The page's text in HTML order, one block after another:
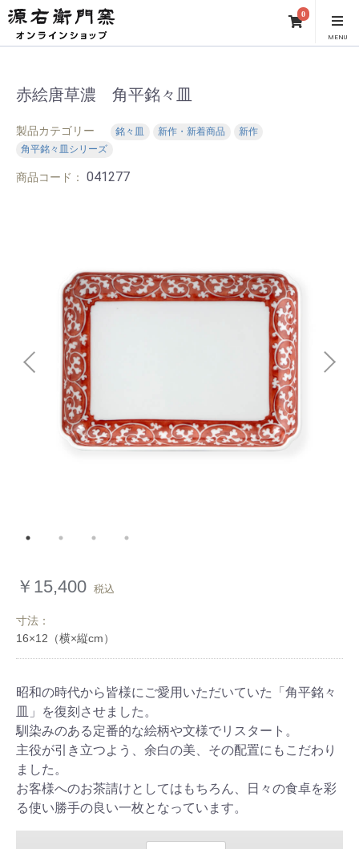
0
MENU
赤絵唐草濃 角平銘々皿
製品カテゴリー 銘々皿 新作・新着商品
新作
角平銘々皿シリーズ
商品コード： 041277
￥15,400 税込
寸法：
昭和の時代から皆様にご愛用いただいていた「角平銘々
皿」を復刻させました。
馴染みのある定番的な絵柄や文様でリスタート。
主役が引き立つよう、余白の美、その配置にもこだわり
ました。
お客様へのお茶請けとしてはもちろん、日々の食卓を彩
る使い勝手の良い一枚となっています。